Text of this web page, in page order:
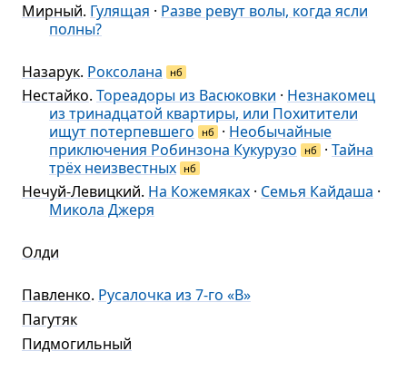
Мирный. Гулящая · Разве ревут волы, когда ясли
полны?
Назарук. Роксолана нб
Нестайко. Тореадоры из Васюковки · Незнакомец
из тринадцатой квартиры, или Похитители
ищут потерпевшего
нб · Необычайные
приключения Робинзона Кукурузо
нб · Тайна
трёх неизвестных нб
Нечуй-Левицкий. На Кожемяках · Семья Кайдаша ·
Микола Джеря
Олди
Павленко. Русалочка из 7-го «В»
Пагутяк
Пидмогильный